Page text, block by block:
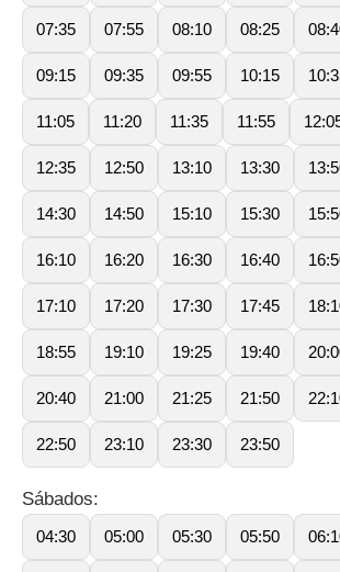
07:35 07:55 08:10 08:25
09:15 09:35 09:55 10:15
11:05 11:20 11:35 11:55
12:35 12:50 13:10 13:30
14:30 14:50 15:10 15:30
16:10 16:20 16:30 16:40
17:10 17:20 17:30 17:45
18:55 19:10 19:25 19:40
20:40 21:00 21:25 21:50
22:50 23:10 23:30 23:50
Sábados:
04:30 05:00 05:30 05:50